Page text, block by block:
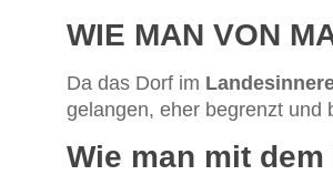
WIE MAN VON
Da das Dorf im
gelangen, eher begrenzt und
Wie man mit